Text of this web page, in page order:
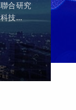
合研究
技...